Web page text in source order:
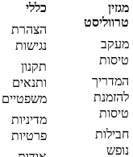
מגזין
טרווליסט
מעקב
טיסות
המדריך
להזמנת
טיסות
חבילות
נופש
כללי
הצהרת
נגישות
תקנון
ותנאים
משפטיים
מדיניות
פרטיות